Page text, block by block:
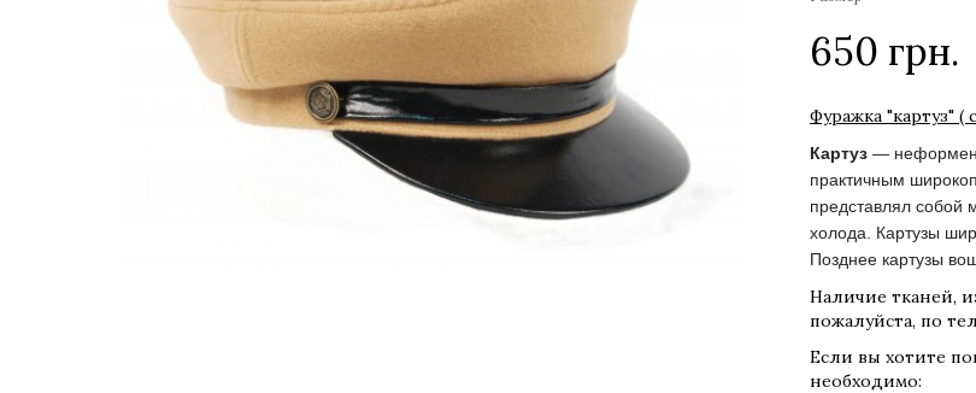
650 грн.
Фуражка "картуз"
Картуз —
практичным
представлял собой
холода. Картузы
Позднее картузы
Наличие тканей,
пожалуйста, по
Если вы хотите
необходимо: